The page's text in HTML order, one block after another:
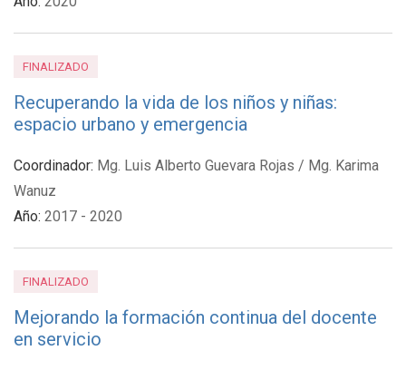
FINALIZADO
Recuperando la vida de los niños y niñas:
espacio urbano y emergencia
Coordinador: Mg. Luis Alberto Guevara Rojas / Mg. Karima
Wanuz
Año: 2017 - 2020
FINALIZADO
Mejorando la formación continua del docente
en servicio